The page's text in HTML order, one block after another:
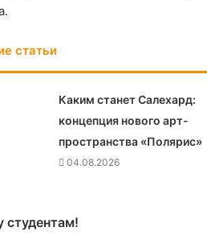
статьи
Каким станет Салехард:
концепция нового арт-
пространства «Полярис»
04.08.2026
студентам!